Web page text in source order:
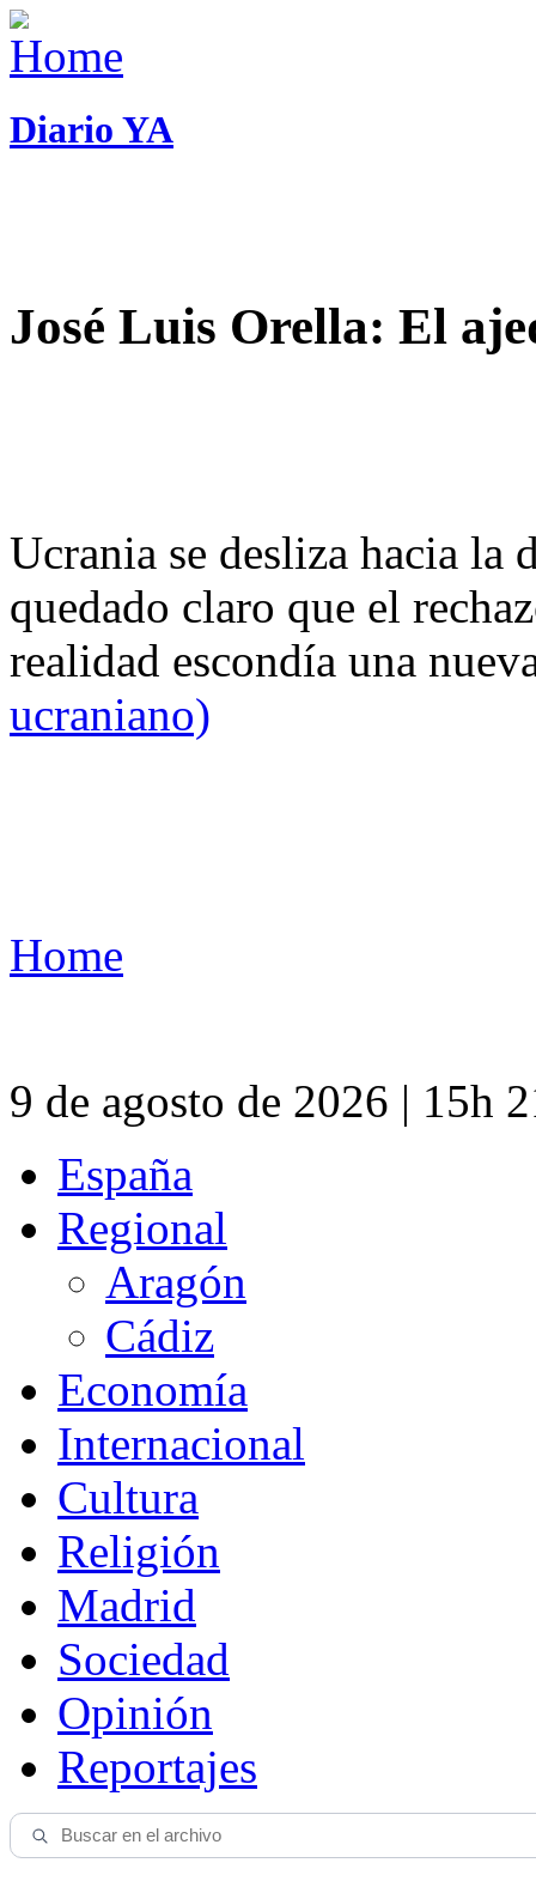
Diario YA
José Luis Orella: El
Ucrania se desliza hacia
quedado claro que el
realidad escondía una
ucraniano)
Home
9 de agosto de 2026 | 15h
España
Regional
Aragón
Cádiz
Economía
Internacional
Cultura
Religión
Madrid
Sociedad
Opinión
Reportajes